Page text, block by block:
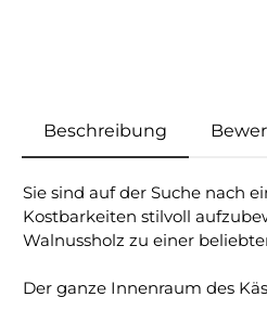
Beschreibung
Sie sind auf der Suche nach
Kostbarkeiten stilvoll
Walnussholz zu einer
Der ganze Innenraum des